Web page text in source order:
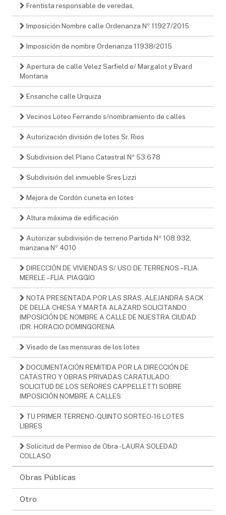
Frentista responsable de veredas,
Imposición Nombre calle Ordenanza Nº 11927/2015
Imposición de nombre Ordenanza 11938/2015
Apertura de calle Velez Sarfield e/ Margalot y Bvard
Montana
Ensanche calle Urquiza
Vecinos Loteo Ferrando s/nombramiento de calles
Autorización división de lotes Sr. Rios
Subdivision del Plano Catastral Nº 53.678
Subdivisión del inmueble Sres Lizzi
Mejora de Cordón cuneta en lotes
Altura máxima de edificación
Autorizar subdivisión de terreno Partida Nº 108.932,
manzana Nº 4010
DIRECCIÓN DE VIVIENDAS S/ USO DE TERRENOS – FLIA.
MERELE – FLIA. PIAGGIO
NOTA PRESENTADA POR LAS SRAS. ALEJANDRA SACK
DE DELLA CHIESA Y MARTA ALAZARD SOLICITANDO
IMPOSICIÓN DE NOMBRE A CALLE DE NUESTRA CIUDAD
(DR. HORACIO DOMINGORENA
Visado de las mensuras de los lotes
DOCUMENTACIÓN REMITIDA POR LA DIRECCIÓN DE
CATASTRO Y OBRAS PRIVADAS CARATULADO:
SOLICITUD DE LOS SEÑORES CAPPELLETTI SOBRE
IMPOSICIÓN NOMBRE A CALLES
TU PRIMER TERRENO-QUINTO SORTEO-16 LOTES
LIBRES
Solicitud de Permiso de Obra - LAURA SOLEDAD
COLLASO
Obras Públicas
Otro